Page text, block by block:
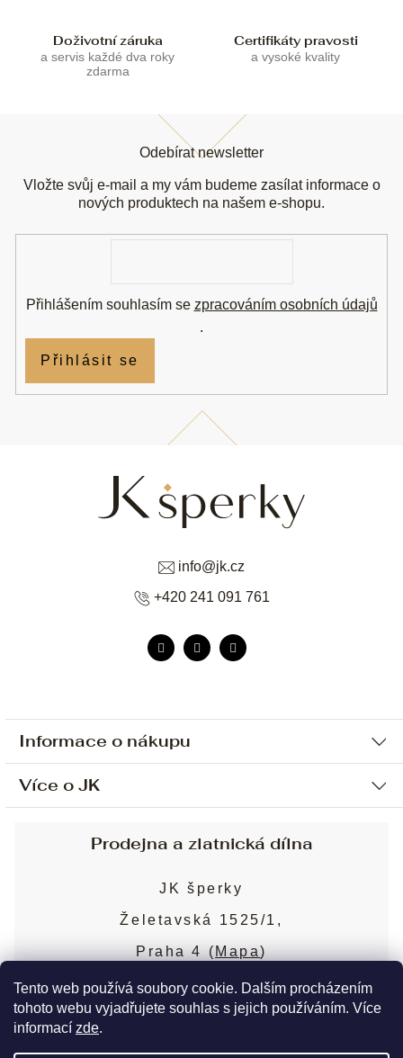
Tento web používá soubory cookie. Dalším procházením
tohoto webu vyjadřujete souhlas s jejich používáním. Více
informací zde.
Doživotní záruka
a servis každé dva roky
zdarma
Certifikáty pravosti
a vysoké kvality
Informace o nákupu
Ochrana osobních údajů
Sjednání osobní schůzky
Obchodní podmínky
Puncovní značky
Více o JK
Blog
Nejčastější dotazy
info@jk.cz
+420 241 091 761
Odebírat newsletter
Vložte svůj e-mail a my vám budeme zasílat informace o
nových produktech na našem e-shopu.
Přihlášením souhlasím se zpracováním osobních údajů
.
Přihlásit se
Prodejna a zlatnická dílna
JK šperky
Želetavská 1525/1,
Praha 4 ( Mapa)
Více o prodejně
Copyright 2026JK šperky. Všechna práva